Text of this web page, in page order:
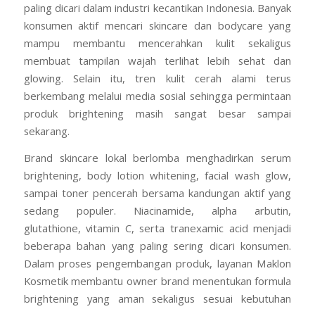
paling dicari dalam industri kecantikan Indonesia. Banyak
konsumen aktif mencari skincare dan bodycare yang
mampu membantu mencerahkan kulit sekaligus
membuat tampilan wajah terlihat lebih sehat dan
glowing. Selain itu, tren kulit cerah alami terus
berkembang melalui media sosial sehingga permintaan
produk brightening masih sangat besar sampai
sekarang.
Brand skincare lokal berlomba menghadirkan serum
brightening, body lotion whitening, facial wash glow,
sampai toner pencerah bersama kandungan aktif yang
sedang populer. Niacinamide, alpha arbutin,
glutathione, vitamin C, serta tranexamic acid menjadi
beberapa bahan yang paling sering dicari konsumen.
Dalam proses pengembangan produk, layanan Maklon
Kosmetik membantu owner brand menentukan formula
brightening yang aman sekaligus sesuai kebutuhan